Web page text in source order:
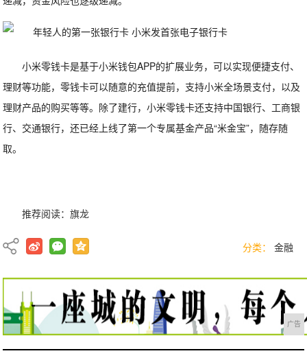
小米零钱卡是基于小米钱包APP的扩展业务，可以实现便捷支付、
理财等功能，零钱卡可以随意的充值提前，支持小米全场景支付，以及
理财产品的购买等等。除了建行，小米零钱卡还支持中国银行、工商银
行、交通银行，还已经上线了第一个专属基金产品“米金宝”，随存随
取。
推荐阅读：旗龙
分类： 金融
广告